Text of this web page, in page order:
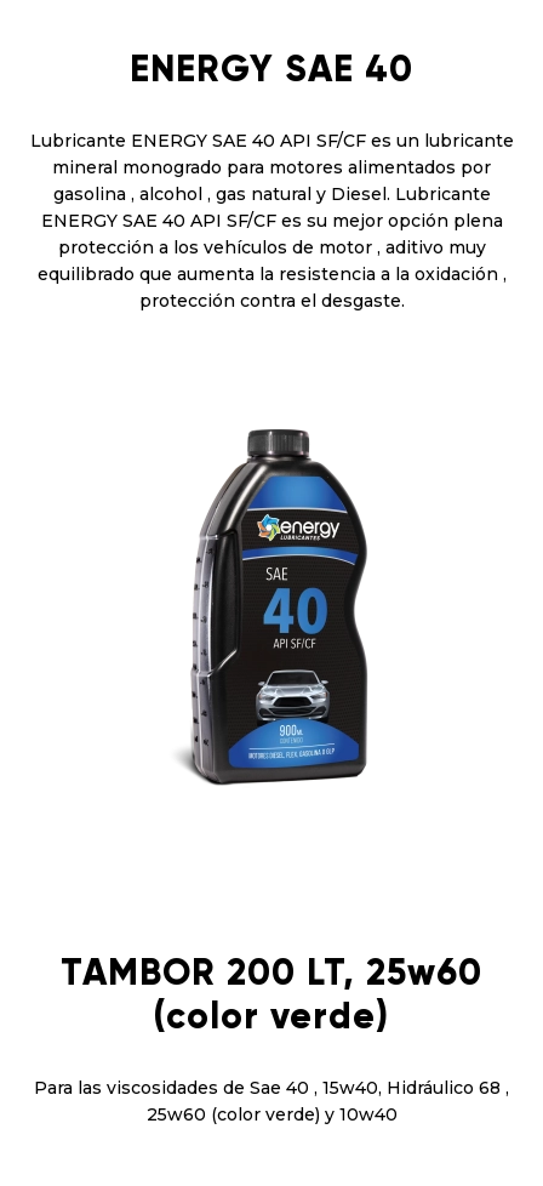
ENERGY SAE 40
Lubricante ENERGY SAE 40 API SF/CF es un lubricante
mineral monogrado para motores alimentados por
gasolina , alcohol , gas natural y Diesel. Lubricante
ENERGY SAE 40 API SF/CF es su mejor opción plena
protección a los vehículos de motor , aditivo muy
equilibrado que aumenta la resistencia a la oxidación ,
protección contra el desgaste.
TAMBOR 200 LT, 25w60
(color verde)
Para las viscosidades de Sae 40 , 15w40, Hidráulico 68 ,
25w60 (color verde) y 10w40